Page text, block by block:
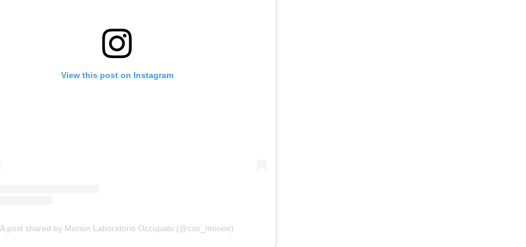
View this post on Instagram
A post shared by Morion Laboratorio Occupato (@cso_morion)